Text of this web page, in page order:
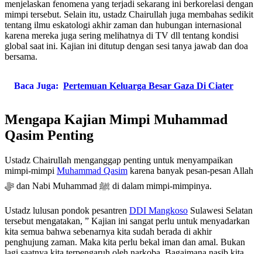
menjelaskan fenomena yang terjadi sekarang ini berkorelasi dengan
mimpi tersebut. Selain itu, ustadz Chairullah juga membahas sedikit
tentang ilmu eskatologi akhir zaman dan hubungan internasional
karena mereka juga sering melihatnya di TV dll tentang kondisi
global saat ini. Kajian ini ditutup dengan sesi tanya jawab dan doa
bersama.
Baca Juga: Pertemuan Keluarga Besar Gaza Di Ciater
Mengapa Kajian Mimpi Muhammad
Qasim Penting
Ustadz Chairullah menganggap penting untuk menyampaikan
mimpi-mimpi Muhammad Qasim karena banyak pesan-pesan Allah
ﷻ dan Nabi Muhammad ﷺ di dalam mimpi-mimpinya.
Ustadz lulusan pondok pesantren DDI Mangkoso Sulawesi Selatan
tersebut mengatakan, ” Kajian ini sangat perlu untuk menyadarkan
kita semua bahwa sebenarnya kita sudah berada di akhir
penghujung zaman. Maka kita perlu bekal iman dan amal. Bukan